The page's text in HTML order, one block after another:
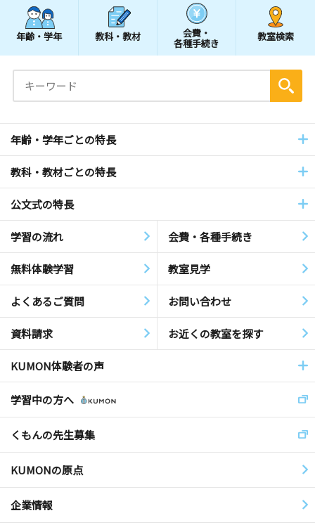
年齢・学年 教科・教材 会費・
各種手続き
教室検索
年齢・学年ごとの特長
教科・教材ごとの特長
公文式の特長
学習の流れ 会費・各種手続き
無料体験学習 教室見学
よくあるご質問 お問い合わせ
資料請求 お近くの教室を探す
KUMON体験者の声
学習中の方へ
くもんの先生募集
KUMONの原点
企業情報